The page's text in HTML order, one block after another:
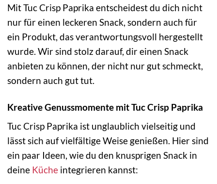
Mit Tuc Crisp Paprika entscheidest du dich nicht
nur für einen leckeren Snack, sondern auch für
ein Produkt, das verantwortungsvoll hergestellt
wurde. Wir sind stolz darauf, dir einen Snack
anbieten zu können, der nicht nur gut schmeckt,
sondern auch gut tut.
Kreative Genussmomente mit Tuc Crisp Paprika
Tuc Crisp Paprika ist unglaublich vielseitig und
lässt sich auf vielfältige Weise genießen. Hier sind
ein paar Ideen, wie du den knusprigen Snack in
deine Küche integrieren kannst: